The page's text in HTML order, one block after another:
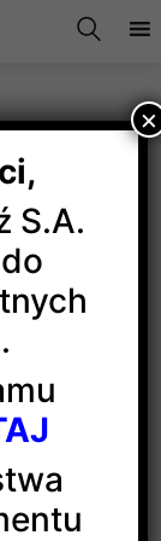
Piłki
drużyn
S.A.
×